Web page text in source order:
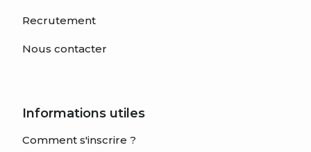
Recrutement
Nous contacter
Informations utiles
Comment s'inscrire ?